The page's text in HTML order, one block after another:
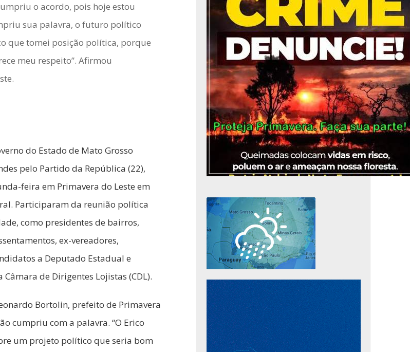
o acordo, pois hoje estou
sua palavra, o futuro político
que tomei posição política, porque
meu respeito”. Afirmou
do Estado de Mato Grosso
pelo Partido da República (22),
feira em Primavera do Leste em
Participaram da reunião política
como presidentes de bairros,
ex-vereadores,
a Deputado Estadual e
de Dirigentes Lojistas (CDL).
Bortolin, prefeito de Primavera
cumpriu com a palavra. “O Erico
um projeto político que seria bom